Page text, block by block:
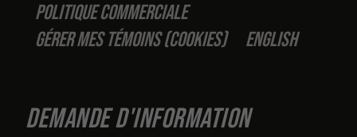
Politique commerciale
Gérer mes témoins (cookies)
English
Demande d'information